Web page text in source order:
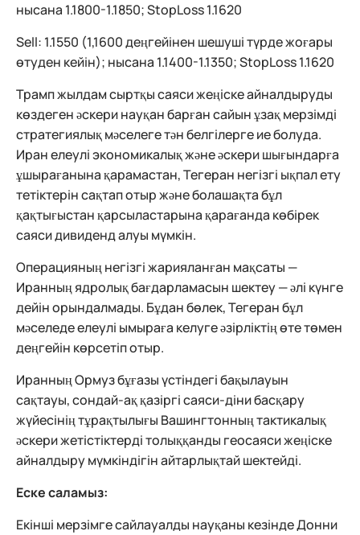
нысана 1.1800-1.1850; StopLoss 1.1620
Sell: 1.1550 (1,1600 деңгейінен шешуші түрде жоғары
өтуден кейін); нысана 1.1400-1.1350; StopLoss 1.1620
Трамп жылдам сыртқы саяси жеңіске айналдыруды
көздеген әскери науқан барған сайын ұзақ мерзімді
стратегиялық мәселеге тән белгілерге ие болуда.
Иран елеулі экономикалық және әскери шығындарға
ұшырағанына қарамастан, Тегеран негізгі ықпал ету
тетіктерін сақтап отыр және болашақта бұл
қақтығыстан қарсыластарына қарағанда көбірек
саяси дивиденд алуы мүмкін.
Операцияның негізгі жарияланған мақсаты —
Иранның ядролық бағдарламасын шектеу — әлі күнге
дейін орындалмады. Бұдан бөлек, Тегеран бұл
мәселеде елеулі ымыраға келуге әзірліктің өте төмен
деңгейін көрсетіп отыр.
Иранның Ормуз бұғазы үстіндегі бақылауын
сақтауы, сондай-ақ қазіргі саяси-діни басқару
жүйесінің тұрақтылығы Вашингтонның тактикалық
әскери жетістіктерді толыққанды геосаяси жеңіске
айналдыру мүмкіндігін айтарлықтай шектейді.
Еске саламыз:
Екінші мерзімге сайлауалды науқаны кезінде Донни